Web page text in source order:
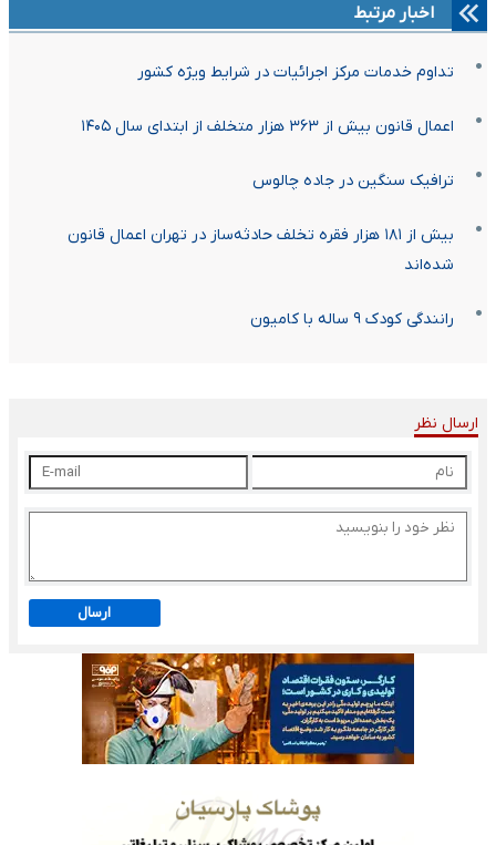
اخبار مرتبط
تداوم خدمات مرکز اجرائیات در شرایط ویژه کشور
اعمال قانون بیش از ۳۶۳ هزار متخلف از ابتدای سال ۱۴۰۵
ترافیک سنگین در جاده چالوس
بیش از ۱۸۱ هزار فقره تخلف حادثه‌ساز در تهران اعمال قانون
شده‌اند
رانندگی کودک ۹ ساله با کامیون
ارسال نظر
ارسال